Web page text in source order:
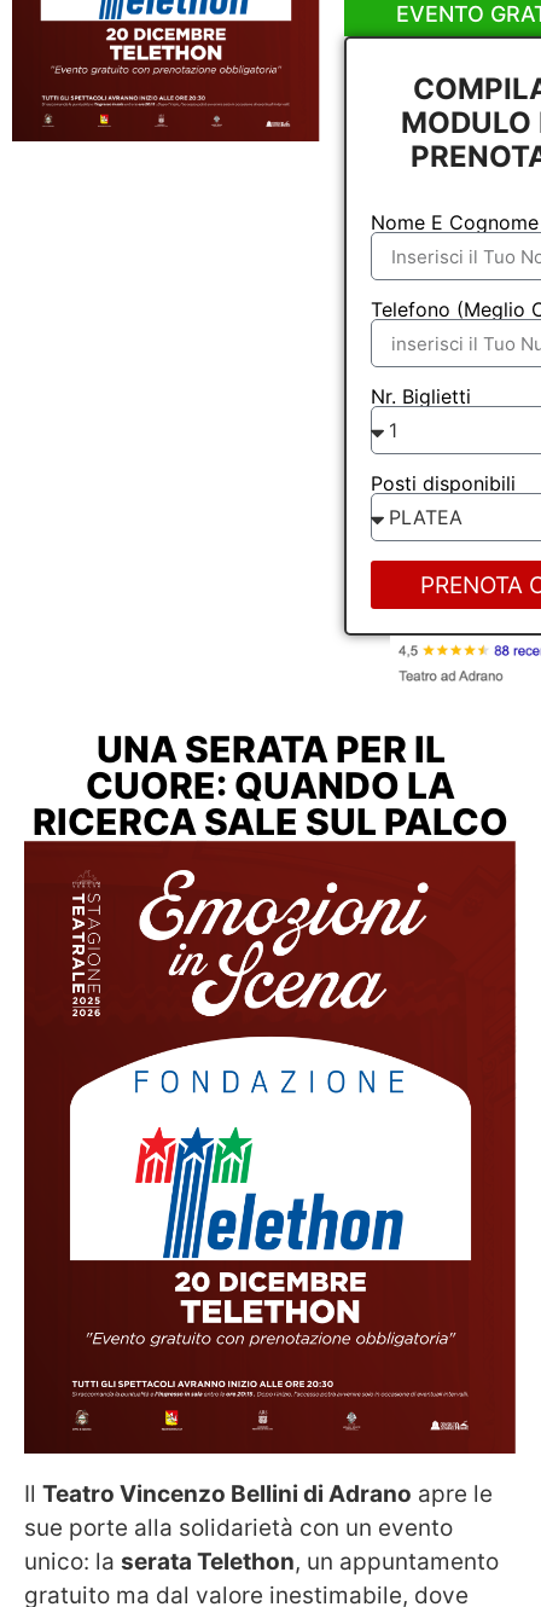
EVENTO
MODULO
Nome E Cognome
Telefono (Meglio
Nr. Biglietti
Posti disponibili
PRENOTA
UNA SERATA PER IL
CUORE: QUANDO LA
RICERCA SALE SUL PALCO
Il Teatro Vincenzo Bellini di Adrano apre le
sue porte alla solidarietà con un evento
unico: la serata Telethon, un appuntamento
gratuito ma dal valore inestimabile, dove